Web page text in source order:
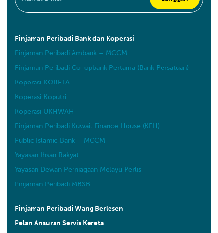
Pinjaman Peribadi Bank dan Koperasi
Pinjaman Peribadi Ambank – MCCM
Pinjaman Peribadi Co-opbank Pertama (Bank Persatuan)
Koperasi KOBETA
Koperasi Koputri
Koperasi UKHWAH
Pinjaman Peribadi Kuwait Finance House (KFH)
Public Islamic Bank – MCCM
Yayasan Ihsan Rakyat
Yayasan Dewan Perniagaan Melayu Perlis
Pinjaman Peribadi MBSB
Pinjaman Peribadi Wang Berlesen
Pelan Ansuran Servis Kereta